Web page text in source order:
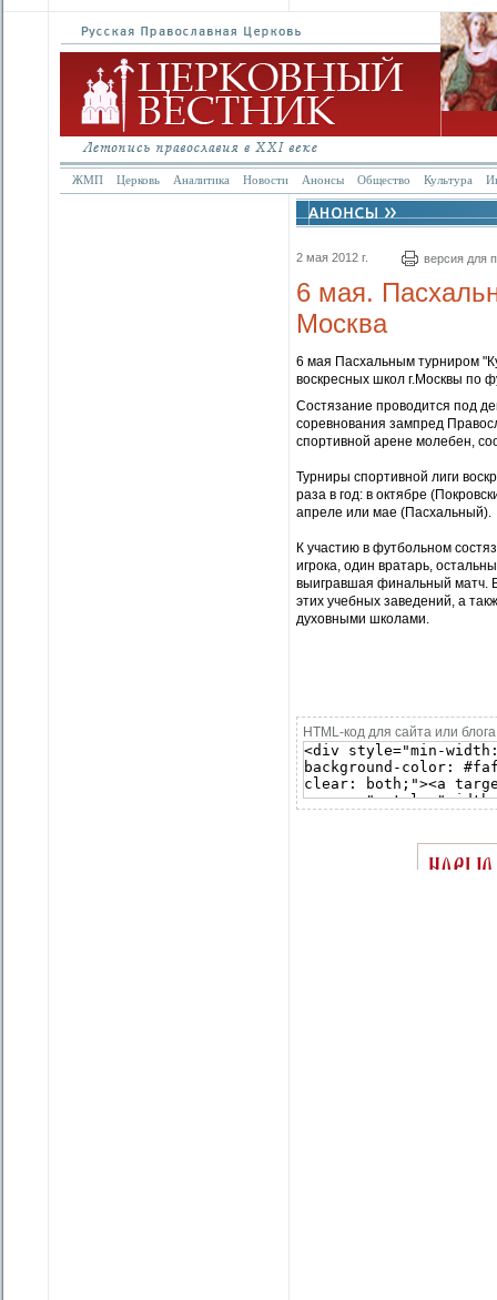
ЖМП Церковь Аналитика Новости Анонсы Общество Культура
2 мая 2012 г. версия для
6 мая.
Москва
6 мая Пасхальным турниром
воскресных школ г.Москвы по
Состязание проводится под
соревнования зампред
спортивной арене молебен,
Турниры спортивной лиги
раза в год: в октябре
апреле или мае (Пасхальный).
К участию в футбольном
игрока, один вратарь,
выигравшая финальный матч. В
этих учебных заведений, а
духовными школами.
HTML-код для сайта или